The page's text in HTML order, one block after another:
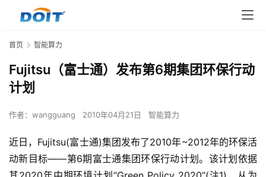
首页 智能算力
Fujitsu（富士通）发布第6期集团环保行动
计划
作者： wangguang 2010年04月21日 智能算力
近日，Fujitsu(富士通)集团发布了2010年~2012年的环保活
动新目标——第6期富士通集团环保行动计划。该计划依据